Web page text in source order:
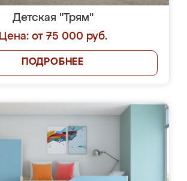
Детская "Трям"
Цена: от 75 000 руб.
ПОДРОБНЕЕ